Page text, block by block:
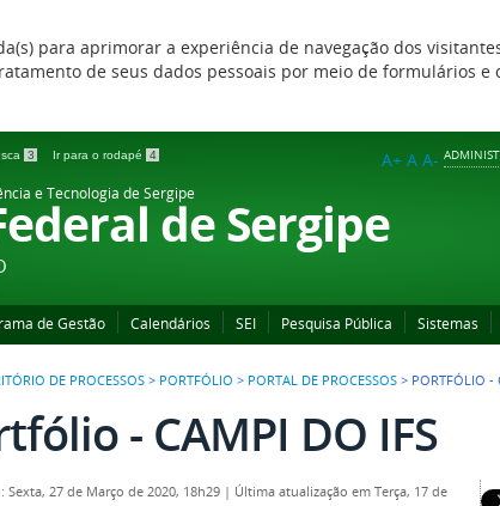
para aprimorar a experiência de navegação dos
de seus dados pessoais por meio de formulários e
3 Ir para o rodapé 4 A+ A A-
e Tecnologia de Sergipede Sergipe
de Gestão Calendários SEI Pesquisa Pública Sistemas
DE PROCESSOS > PORTFÓLIO > PORTAL DE PROCESSOS > PORTFÓLIO -
- CAMPI DO IFS
Sexta, 27 de Março de 2020, 18h29 | Última atualização em Terça, 17 de